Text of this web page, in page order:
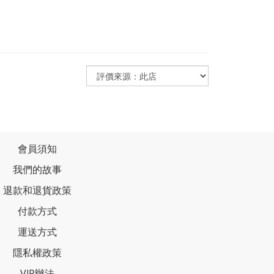
會員須知
我們的故事
退款和退貨政策
付款方式
運送方式
隱私權政策